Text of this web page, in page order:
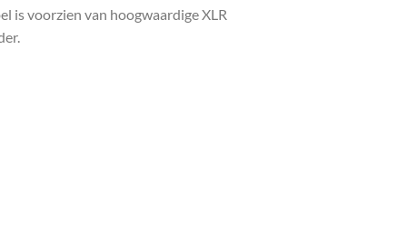
is voorzien van hoogwaardige XLR